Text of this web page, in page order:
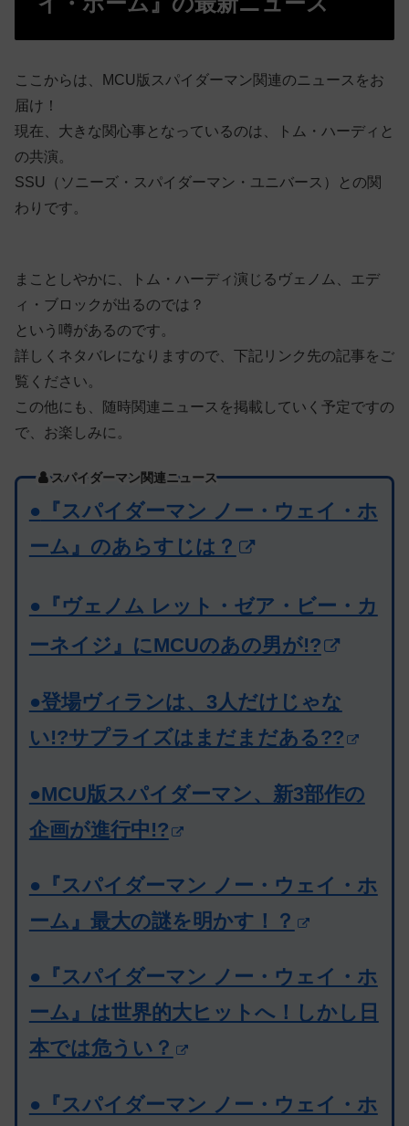
ここからは、MCU版スパイダーマン関連のニュースをお
届け！
現在、大きな関心事となっているのは、トム・ハーディと
の共演。
SSU（ソニーズ・スパイダーマン・ユニバース）との関
わりです。
まことしやかに、トム・ハーディ演じるヴェノム、エデ
ィ・ブロックが出るのでは？
という噂があるのです。
詳しくネタバレになりますので、下記リンク先の記事をご
覧ください。
この他にも、随時関連ニュースを掲載していく予定ですの
で、お楽しみに。
スパイダーマン関連ニュース
● 『スパイダーマン ノー・ウェイ・ホ
ーム』のあらすじは？
●『ヴェノム レット・ゼア・ビー・カ
ーネイジ』にMCUのあの男が!?
●登場ヴィランは、3人だけじゃな
い!?サプライズはまだまだある??
●MCU版スパイダーマン、新3部作の
企画が進行中!?
●『スパイダーマン ノー・ウェイ・ホ
ーム』最大の謎を明かす！？
●『スパイダーマン ノー・ウェイ・ホ
ーム』は世界的大ヒットへ！しかし日
本では危うい？
●『スパイダーマン ノー・ウェイ・ホ